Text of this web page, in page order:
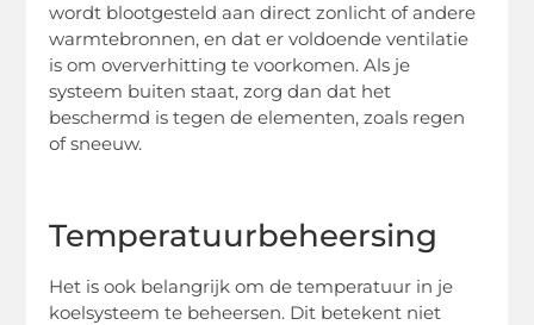
wordt blootgesteld aan direct zonlicht of andere
warmtebronnen, en dat er voldoende ventilatie
is om oververhitting te voorkomen. Als je
systeem buiten staat, zorg dan dat het
beschermd is tegen de elementen, zoals regen
of sneeuw.
Temperatuurbeheersing
Het is ook belangrijk om de temperatuur in je
koelsysteem te beheersen. Dit betekent niet